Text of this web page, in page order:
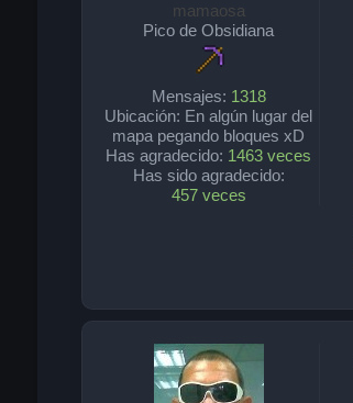
mamaosa
Pico de Obsidiana
Mensajes: 1318
Ubicación: En algún lugar del
mapa pegando bloques xD
Has agradecido: 1463 veces
Has sido agradecido:
457 veces